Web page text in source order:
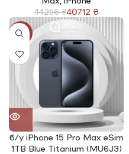
44256₴40712 ₴
-8%
б/у iPhone 15 Pro Max eSim
1TB Blue Titanium (MU6J3)